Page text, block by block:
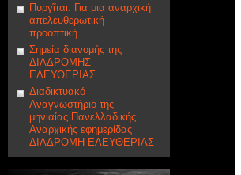
Πυργῖται. Για μια αναρχική
απελευθερωτική
προοπτική
Σημεία διανομής της
ΔΙΑΔΡΟΜΗΣ
ΕΛΕΥΘΕΡΙΑΣ
Διαδικτυακό
Αναγνωστήριο της
μηνιαίας Πανελλαδικής
Αναρχικής εφημερίδας
ΔΙΑΔΡΟΜΗ ΕΛΕΥΘΕΡΙΑΣ